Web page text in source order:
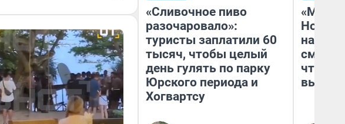
«Сливочное пиво
разочаровало»:
туристы заплатили 60
тысяч, чтобы целый
день гулять по парку
Юрского периода и
Хогвартсу
«Мы
чтобы